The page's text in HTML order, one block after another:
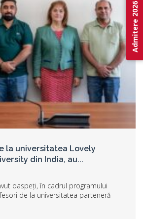
la universitatea Lovely
din India, au...
oaspeți, în cadrul programului
de la universitatea parteneră
din India, care au desfășurat
în Univ...
Admitere 2026